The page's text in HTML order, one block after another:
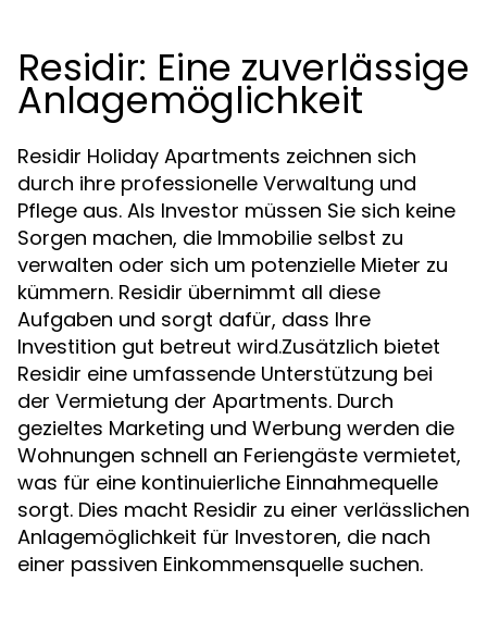
Residir: Eine zuverlässige
Anlagemöglichkeit
Residir Holiday Apartments zeichnen sich
durch ihre professionelle Verwaltung und
Pflege aus. Als Investor müssen Sie sich keine
Sorgen machen, die Immobilie selbst zu
verwalten oder sich um potenzielle Mieter zu
kümmern. Residir übernimmt all diese
Aufgaben und sorgt dafür, dass Ihre
Investition gut betreut wird.Zusätzlich bietet
Residir eine umfassende Unterstützung bei
der Vermietung der Apartments. Durch
gezieltes Marketing und Werbung werden die
Wohnungen schnell an Feriengäste vermietet,
was für eine kontinuierliche Einnahmequelle
sorgt. Dies macht Residir zu einer verlässlichen
Anlagemöglichkeit für Investoren, die nach
einer passiven Einkommensquelle suchen.